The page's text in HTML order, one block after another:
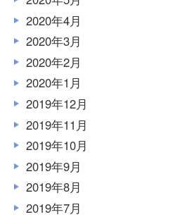
2020年4月
2020年3月
2020年2月
2020年1月
2019年12月
2019年11月
2019年10月
2019年9月
2019年8月
2019年7月